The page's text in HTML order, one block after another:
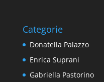
Categorie
Donatella Palazzo
Enrica Suprani
Gabriella Pastorino